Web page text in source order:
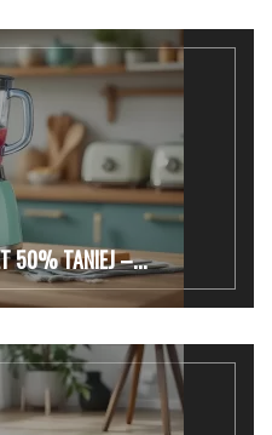
50% TANIEJ –...